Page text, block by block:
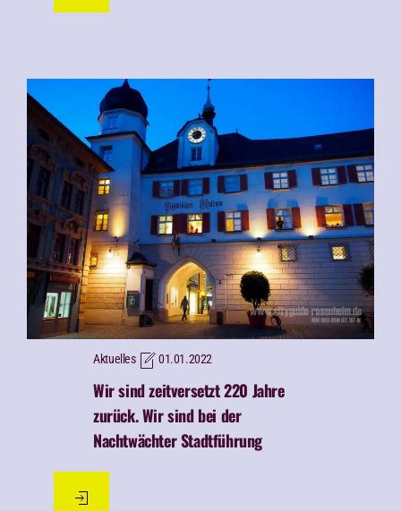
Aktuelles 01.01.2022
Wir sind zeitversetzt 220 Jahre
zurück. Wir sind bei der
Nachtwächter Stadtführung